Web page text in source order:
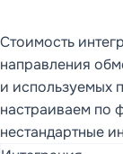
система
FAQ
Стоимость
направления
и используемых
настраиваем по
нестандартные